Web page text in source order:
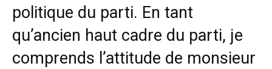
politique du parti. En tant
qu’ancien haut cadre du parti, je
comprends l’attitude de monsieur